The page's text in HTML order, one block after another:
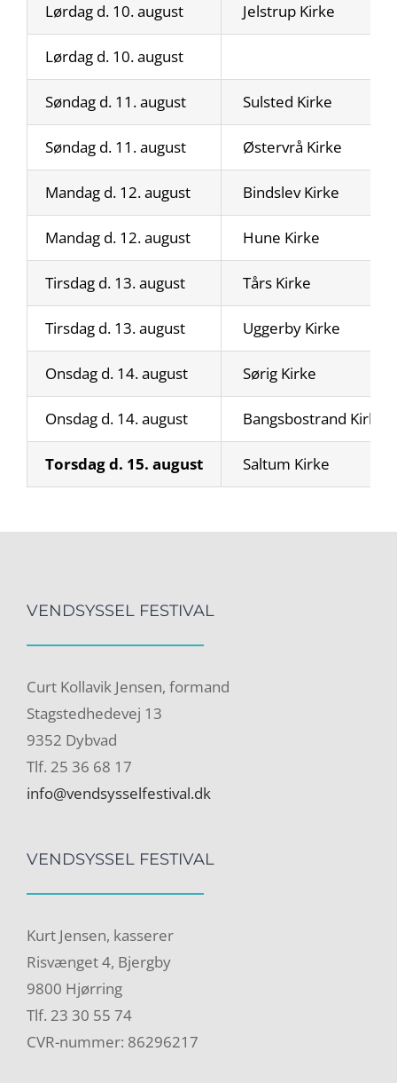
Lørdag d. 10. august Jelstrup Kirke
Lørdag d. 10. august
Søndag d. 11. august Sulsted Kirke
Søndag d. 11. august Østervrå Kirke
Mandag d. 12. august Bindslev Kirke
Mandag d. 12. august Hune Kirke
Tirsdag d. 13. august Tårs Kirke
Tirsdag d. 13. august Uggerby Kirke
Onsdag d. 14. august Sørig Kirke
Onsdag d. 14. august Bangsbostrand Kirke
Torsdag d. 15. august Saltum Kirke
VENDSYSSEL FESTIVAL
Curt Kollavik Jensen, formand
Stagstedhedevej 13
9352 Dybvad
Tlf. 25 36 68 17
info@vendsysselfestival.dk
VENDSYSSEL FESTIVAL
Kurt Jensen, kasserer
Risvænget 4, Bjergby
9800 Hjørring
Tlf. 23 30 55 74
CVR-nummer: 86296217